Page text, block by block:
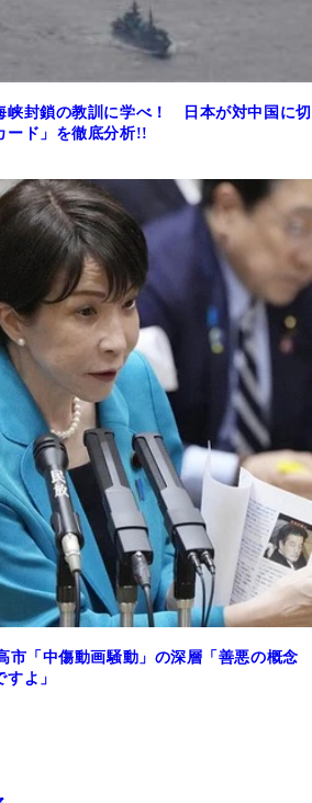
峡封鎖の教訓に学べ！ 日本が対中国に切
ード」を徹底分析!!
市「中傷動画騒動」の深層「善悪の概念
よ」